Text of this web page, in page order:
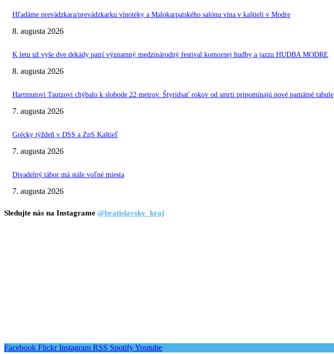
Hľadáme prevádzkara/prevádzkarku vínotéky a Malokarpatského salónu vína v kaštieli v Modre
8. augusta 2026
K letu už vyše dve dekády patrí významný medzinárodný festival komornej hudby a jazzu HUDBA MODRE
8. augusta 2026
Hartmutovi Tautzovi chýbalo k slobode 22 metrov. Štyridsať rokov od smrti pripomínajú nové pamätné tabule
7. augusta 2026
Grécky týždeň v DSS a ZpS Kaštieľ
7. augusta 2026
Divadelný tábor má stále voľné miesta
7. augusta 2026
Sledujte nás na Instagrame @bratislavsky_kraj
Facebook Flickr Instagram RSS SpotifyYoutube